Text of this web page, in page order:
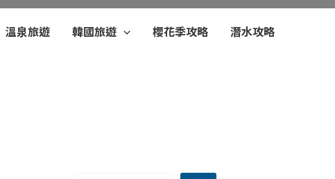
溫泉旅遊 韓國旅遊 櫻花季攻略 潛水攻略